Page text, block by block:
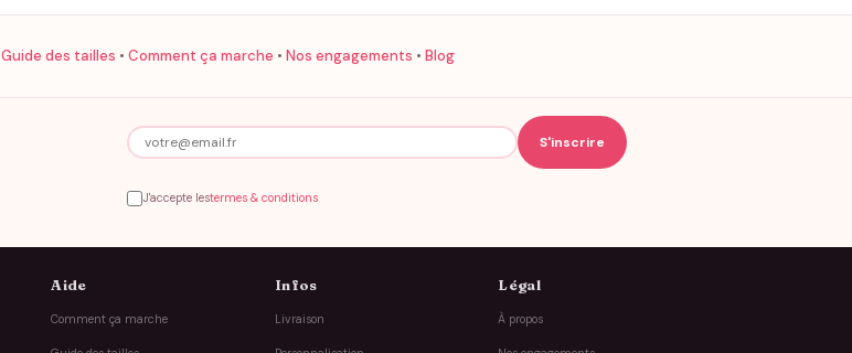
Guide des tailles • Comment ça marche • Nos engagements • Blog
J'accepte lestermes & conditions
Aide
Comment ça marche
Infos
Livraison
Légal
À propos